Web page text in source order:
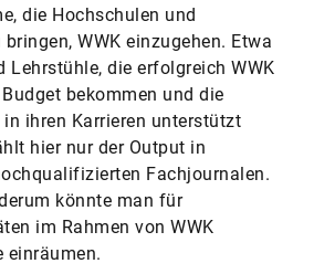
die Hochschulen und
WWK einzugehen. Etwa
Lehrstühle, die erfolgreich WWK
bekommen und die
ihren Karrieren unterstützt
hier nur der Output in
Fachjournalen.
könnte man für
im Rahmen von WWK
einräumen.